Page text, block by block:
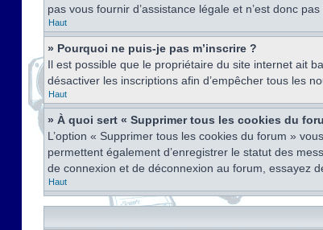
pas vous fournir d’assistance légale et n’est donc
Haut
» Pourquoi ne puis-je pas m’inscrire ?
Il est possible que le propriétaire du site internet ait
désactiver les inscriptions afin d’empêcher tous les
Haut
» À quoi sert « Supprimer tous les cookies du
L’option « Supprimer tous les cookies du forum »
permettent également d’enregistrer le statut des
de connexion et de déconnexion au forum, essayez
Haut